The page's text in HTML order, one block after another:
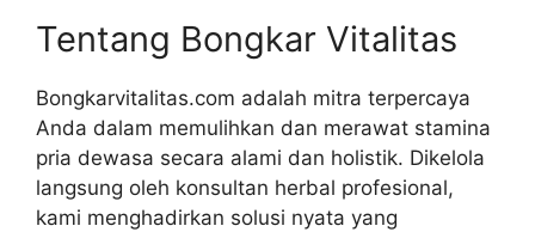
Tentang Bongkar Vitalitas
Bongkarvitalitas.com adalah mitra terpercaya
Anda dalam memulihkan dan merawat stamina
pria dewasa secara alami dan holistik. Dikelola
langsung oleh konsultan herbal profesional,
kami menghadirkan solusi nyata yang